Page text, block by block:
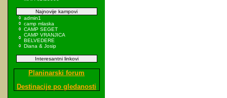
Najnovije kampovi
admin1
camp mlaska
CAMP SEGET
CAMP VRANJICA
BELVEDERE
Diana & Josip
Interesantni linkovi
Planinarski forum
Destinacije po gledanosti